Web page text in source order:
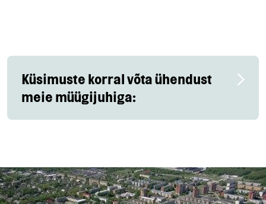
Küsimuste korral võta ühendust
meie müügijuhiga: